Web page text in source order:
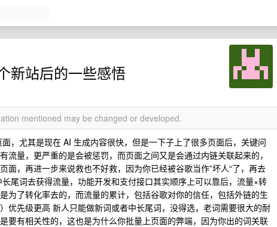
新站后的一些感悟
mentioned may be changed or developed.
，尤其是现在 AI 生成内容很快，但是一下子上了很多页面后，关键问
量，更严重的是会被惩罚，而页面之间又是会通过内链关联起来的，
面，再进一步来说救也不好救，因为你已经被谷歌当作”坏人“了，再去
尾词去获得流量，功能开发和支付接口其实顺序上可以靠后，流量×转
为了转化率去的，而流量的累计，包括谷歌对你的信任，包括外链的生
优先级更高 新人只能做新词或者中长尾词，没得选，老词需要很大的耐
要有相关性的，这也是为什么你批量上页面的弊端，因为你出的词关联